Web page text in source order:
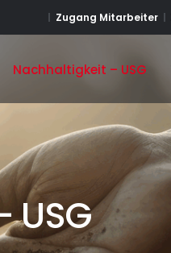
Zugang Mitarbeiter
Nachhaltigkeit – USG
USG